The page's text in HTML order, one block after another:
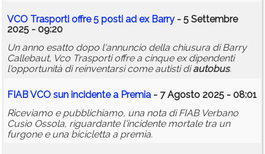
VCO Trasporti offre 5 posti ad ex Barry- 5 Settembre
2025 - 09:20
Un anno esatto dopo l'annuncio della chiusura di Barry
Callebaut, Vco Trasporti offre a cinque ex dipendenti
l'opportunità di reinventarsi come autisti diautobus.
FIAB VCO sun incidente a Premia - 7 Agosto 2025 - 08:01
Riceviamo e pubblichiamo, una nota di FIAB Verbano
Cusio Ossola, riguardante l'incidente mortale tra un
furgone e una bicicletta a premia.